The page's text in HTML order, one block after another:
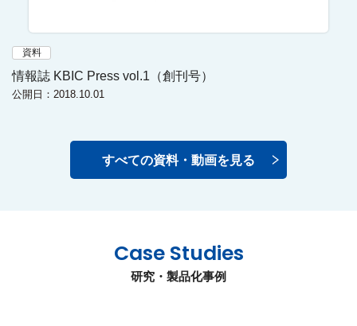
資料
情報誌 KBIC Press vol.1（創刊号）
公開日：2018.10.01
すべての資料・動画を見る
Case Studies
研究・製品化事例